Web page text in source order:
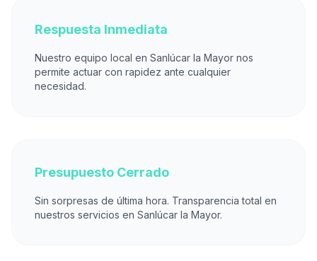
Respuesta Inmediata
Nuestro equipo local en Sanlúcar la Mayor nos
permite actuar con rapidez ante cualquier
necesidad.
Presupuesto Cerrado
Sin sorpresas de última hora. Transparencia total en
nuestros servicios en Sanlúcar la Mayor.